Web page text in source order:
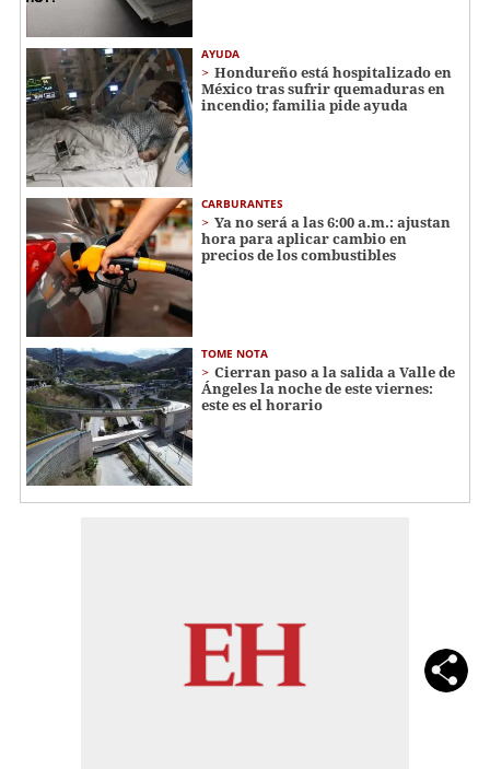
AYUDA
Hondureño está hospitalizado en
México tras sufrir quemaduras en
incendio; familia pide ayuda
CARBURANTES
Ya no será a las 6:00 a.m.: ajustan
hora para aplicar cambio en
precios de los combustibles
TOME NOTA
Cierran paso a la salida a Valle de
Ángeles la noche de este viernes:
este es el horario